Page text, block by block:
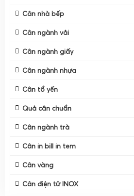
Cân nhà bếp
Cân ngành vải
Cân ngành giấy
Cân ngành nhựa
Cân tổ yến
Quả cân chuẩn
Cân ngành trà
Cân in bill in tem
Cân vàng
Cân điện tử INOX